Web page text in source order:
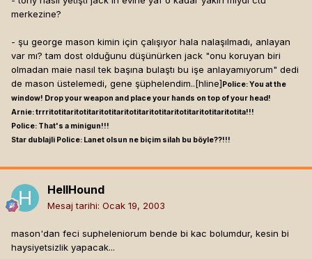
merkezine?
- şu george mason kimin için çalışıyor hala nalaşılmadı, anlayan
var mı? tam dost olduğunu düşünürken jack "onu koruyan biri
olmadan maie nasıl tek başına bulaştı bu işe anlayamıyorum" dedi
de mason üstelemedi, gene şüphelendim..[hline] Police: You at the
window! Drop your weapon and place your hands on top of your head!
Arnie: trrritotitaritotitaritotitaritotitaritotitaritotitaritotitaritotita!!!
Police: That's a minigun!!!
Star dublajli Police: Lanet olsun ne biçim silah bu böyle??!!!
HellHound
Mesaj tarihi: Ocak 19, 2003
mason'dan feci supheleniorum bende bi kac bolumdur, kesin bi
haysiyetsizlik yapacak...